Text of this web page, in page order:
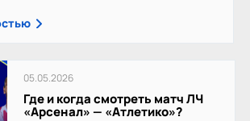
05.05.2026
Где и когда смотреть матч ЛЧ
«Арсенал» — «Атлетико»?